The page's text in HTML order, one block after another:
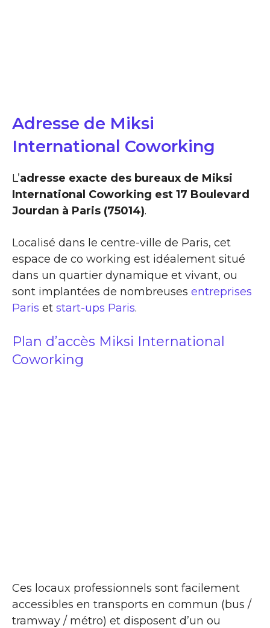
Adresse de Miksi
International Coworking
L’adresse exacte des bureaux de Miksi
International Coworking est 17 Boulevard
Jourdan à Paris (75014).
Localisé dans le centre-ville de Paris, cet
espace de co working est idéalement situé
dans un quartier dynamique et vivant, ou
sont implantées de nombreuses entreprises
Paris et start-ups Paris.
Plan d’accès Miksi International
Coworking
Ces locaux professionnels sont facilement
accessibles en transports en commun (bus /
tramway / métro) et disposent d’un ou